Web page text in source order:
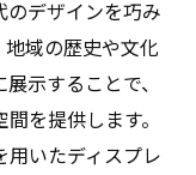
デザインを巧み
域の歴史や文化
示することで、
を提供します。
用いたディスプレ